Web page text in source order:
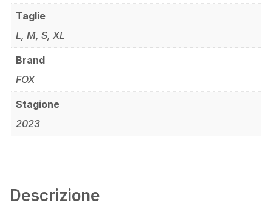
Taglie
L, M, S, XL
Brand
FOX
Stagione
2023
Descrizione